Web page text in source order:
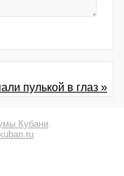
пулькой в глаз »
Кубани.